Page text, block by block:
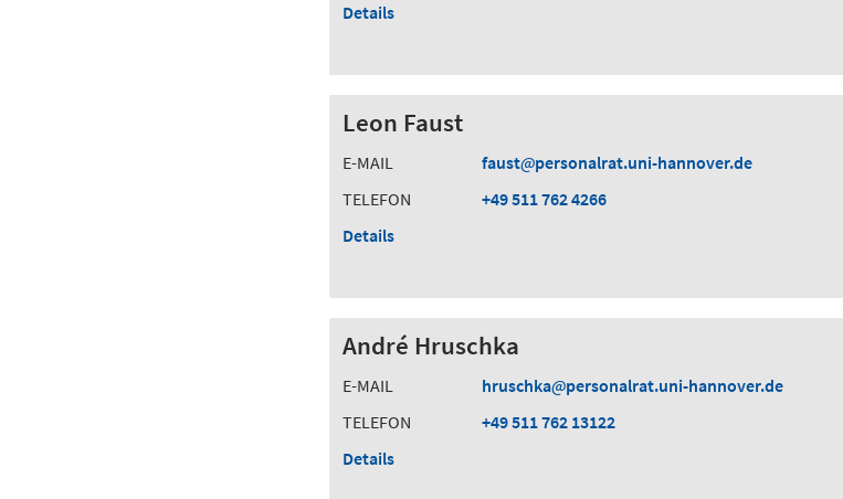
Details
Leon Faust
E-MAIL faust
personalrat.uni-hannover.de
TELEFON
+49 511 762 4266
Details
André Hruschka
E-MAIL hruschka
personalrat.uni-hannover.de
TELEFON
+49 511 762 13122
Details